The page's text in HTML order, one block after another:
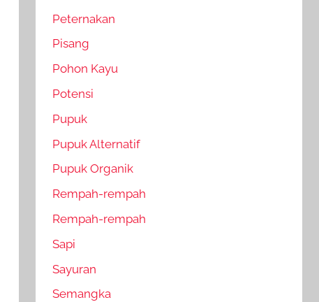
Peternakan
Pisang
Pohon Kayu
Potensi
Pupuk
Pupuk Alternatif
Pupuk Organik
Rempah-rempah
Rempah-rempah
Sapi
Sayuran
Semangka